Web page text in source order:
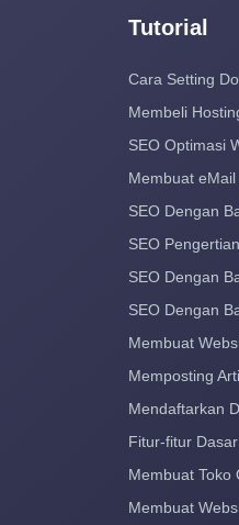
Tutorial
Cara Setting
Membeli
SEO Optimasi
Membuat
SEO Dengan
SEO
SEO Dengan
SEO Dengan
Membuat
Memposting
Mendaftarkan
Fitur-fitur
Membuat Toko
Membuat